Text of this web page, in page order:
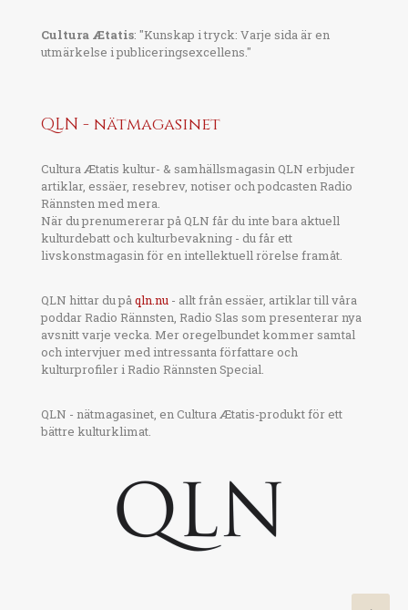
Cultura Ætatis: "Kunskap i tryck: Varje sida är en
utmärkelse i publiceringsexcellens."
QLN - nätmagasinet
Cultura Ætatis kultur- & samhällsmagasin QLN erbjuder
artiklar, essäer, resebrev, notiser och podcasten Radio
Rännsten med mera.
När du prenumererar på QLN får du inte bara aktuell
kulturdebatt och kulturbevakning - du får ett
livskonstmagasin för en intellektuell rörelse framåt.
QLN hittar du påqln.nu - allt från essäer, artiklar till våra
poddar Radio Rännsten, Radio Slas som presenterar nya
avsnitt varje vecka. Mer oregelbundet kommer samtal
och intervjuer med intressanta författare och
kulturprofiler i Radio Rännsten Special.
QLN - nätmagasinet, en Cultura Ætatis-produkt för ett
bättre kulturklimat.